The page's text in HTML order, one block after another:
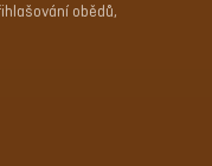
obědů,